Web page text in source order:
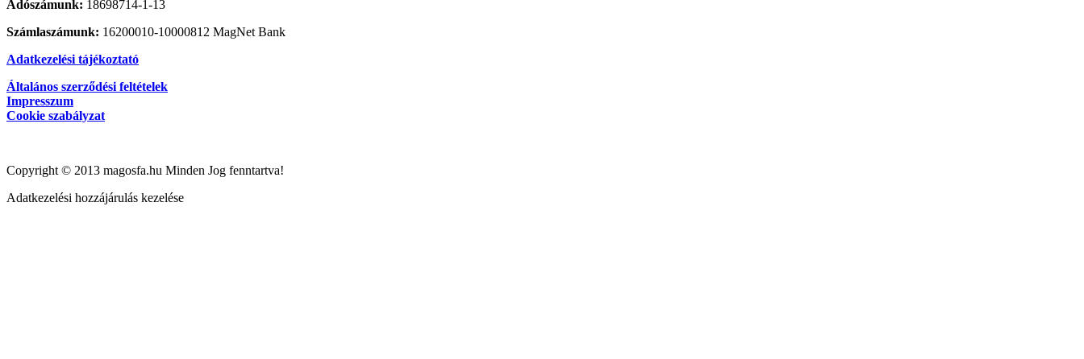
Adószámunk: 18698714-1-13
Számlaszámunk: 16200010-10000812 MagNet Bank
Adatkezelési tájékoztató
Általános szerződési feltételek
Impresszum
Cookie szabályzat
Copyright © 2013 magosfa.hu Minden Jog fenntartva!
Adatkezelési hozzájárulás kezelése